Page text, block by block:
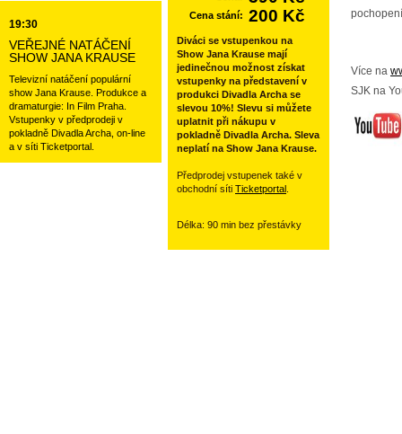
19:30
VEŘEJNÉ NATÁČENÍ
SHOW JANA KRAUSE
Televizní natáčení populární
show Jana Krause. Produkce a
dramaturgie: In Film Praha.
Vstupenky v předprodeji v
pokladně Divadla Archa, on-line
a v síti Ticketportal.
Více na
SJK na
Cena stání: 200 Kč
Diváci se vstupenkou na
Show Jana Krause mají
jedinečnou možnost získat
vstupenky na představení v
produkci Divadla Archa se
slevou 10%! Slevu si můžete
uplatnit při nákupu v
pokladně Divadla Archa. Sleva
neplatí na Show Jana Krause.
Předprodej vstupenek také v
obchodní síti Ticketportal
Délka: 90 min bez přestávky